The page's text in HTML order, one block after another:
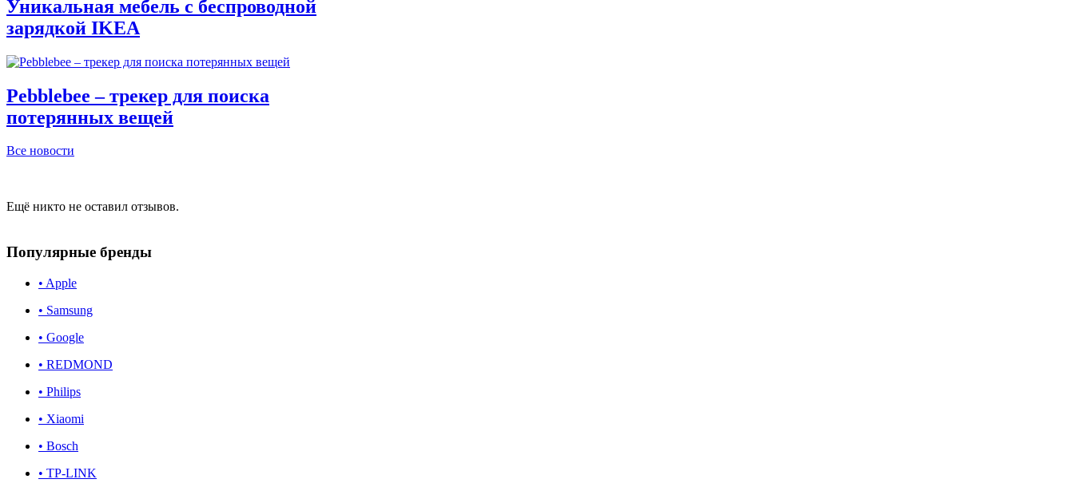
Уникальная мебель с беспроводной
зарядкой IKEA
Pebblebee – трекер для поиска
потерянных вещей
Все новости
Ещё никто не оставил отзывов.
Популярные бренды
• Apple
• Samsung
• Google
• REDMOND
• Philips
• Xiaomi
• Bosch
• TP-LINK